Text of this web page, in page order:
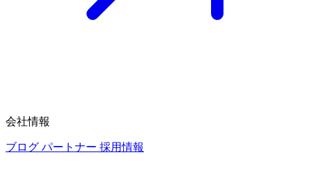
会社情報
ブログ パートナー 採用情報